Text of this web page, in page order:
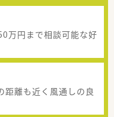
万円まで相談可能な好
距離も近く風通しの良